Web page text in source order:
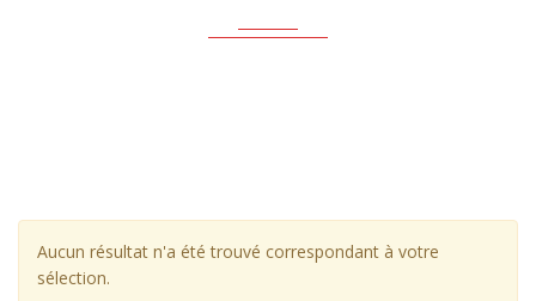
Aucun résultat n'a été trouvé correspondant à votre
sélection.